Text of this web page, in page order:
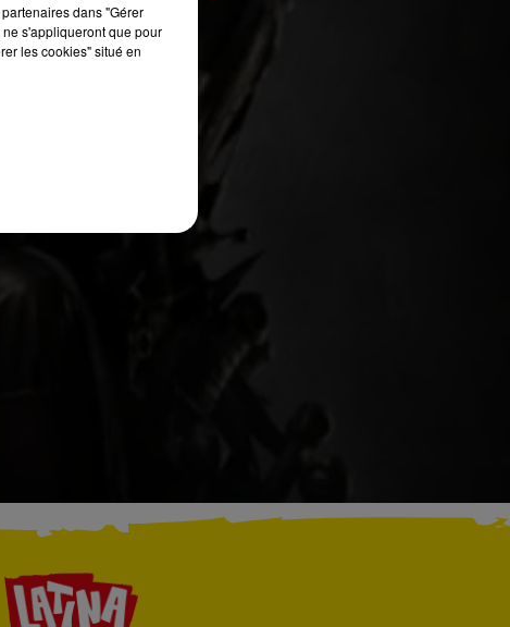
dans "Gérer
s'appliqueront que pour
les cookies" situé en